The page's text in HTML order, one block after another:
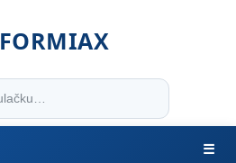
FORMIAX
☰